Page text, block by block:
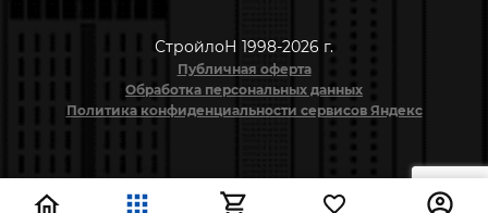
СтройлоН 1998-2026 г.
Публичная оферта
Обработка персональных данных
Политика конфиденциальности сервисов Яндекс